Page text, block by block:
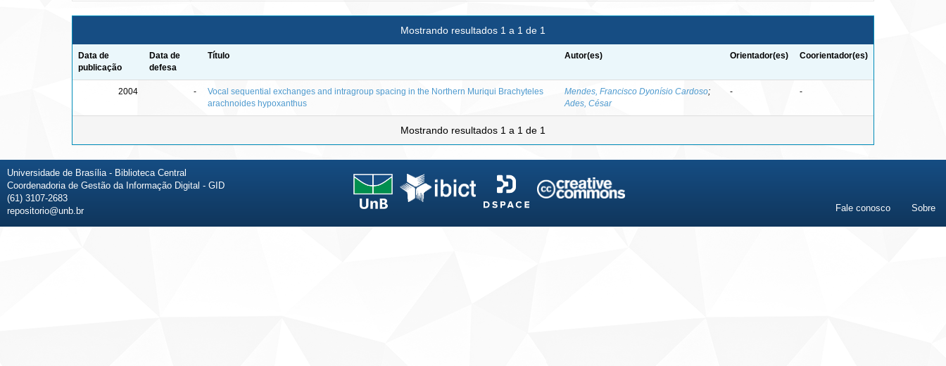
Mostrando resultados 1 a 1 de 1
Data de
publicação
Data de
defesa
Título Autor(es) Orientador(es) Coorientador(es)
2004 -
Vocal sequential exchanges and intragroup spacing in the Northern Muriqui Brachyteles
arachnoides hypoxanthus
Mendes, Francisco Dyonísio Cardoso;
Ades, César
- -
Mostrando resultados 1 a 1 de 1
Universidade de Brasília - Biblioteca Central
Coordenadoria de Gestão da Informação Digital - GID
(61) 3107-2683
repositorio@unb.br
Fale conosco Sobre